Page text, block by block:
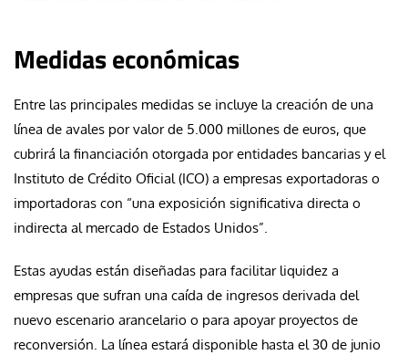
Medidas económicas
Entre las principales medidas se incluye la creación de una
línea de avales por valor de 5.000 millones de euros, que
cubrirá la financiación otorgada por entidades bancarias y el
Instituto de Crédito Oficial (ICO) a empresas exportadoras o
importadoras con “una exposición significativa directa o
indirecta al mercado de Estados Unidos”.
Estas ayudas están diseñadas para facilitar liquidez a
empresas que sufran una caída de ingresos derivada del
nuevo escenario arancelario o para apoyar proyectos de
reconversión. La línea estará disponible hasta el 30 de junio